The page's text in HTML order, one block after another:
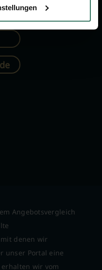
Angebotsvergleich
denen wir
unser Portal eine
wir vom